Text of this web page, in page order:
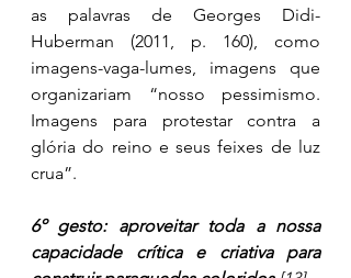
as palavras de Georges Didi-
Huberman (2011, p. 160), como
imagens-vaga-lumes, imagens que
organizariam “nosso pessimismo.
Imagens para protestar contra a
glória do reino e seus feixes de luz
crua”.
6º gesto: aproveitar toda a nossa
capacidade crítica e criativa para